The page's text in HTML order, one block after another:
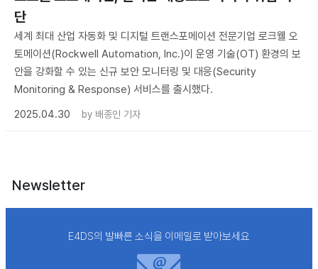
단
세계 최대 산업 자동화 및 디지털 트랜스포메이션 전문기업 로크웰 오
토메이션(Rockwell Automation, Inc.)이 운영 기술(OT) 환경의 보
안을 강화할 수 있는 신규 보안 모니터링 및 대응(Security
Monitoring & Response) 서비스를 출시했다.
2025.04.30
by 배종인 기자
Newsletter
E4DS의 발빠른 소식을 이메일로 받아보세요